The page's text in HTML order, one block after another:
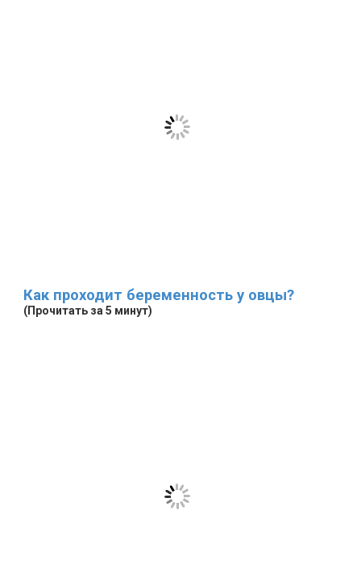
Как проходит беременность у овцы?
(Прочитать за 5 минут)